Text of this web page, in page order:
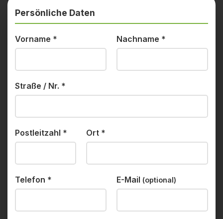
Persönliche Daten
Vorname * Nachname *
Straße / Nr. *
Postleitzahl * Ort *
Telefon * E-Mail (optional)